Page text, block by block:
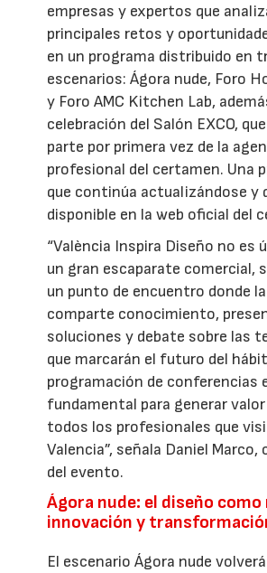
empresas y expertos que
principales retos y
en un programa distribuido en
escenarios: Ágora nude, Foro
y Foro AMC Kitchen Lab,
celebración del Salón EXCO,
parte por primera vez de la
profesional del certamen. Una
que continúa actualizándose y
disponible en la web oficial del
“València Inspira Diseño no es
un gran escaparate comercial,
un punto de encuentro donde
comparte conocimiento,
soluciones y debate sobre las
que marcarán el futuro del
programación de conferencias
fundamental para generar valor
todos los profesionales que
Valencia”, señala Daniel Marco,
del evento.
Ágora nude: el diseño
innovación y
El escenario Ágora nude